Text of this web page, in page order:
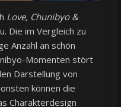
Love, Chunibyo &
Die im Vergleich zu
Anzahl an schön
Momenten stört
Darstellung von
können die
Charakterdesign